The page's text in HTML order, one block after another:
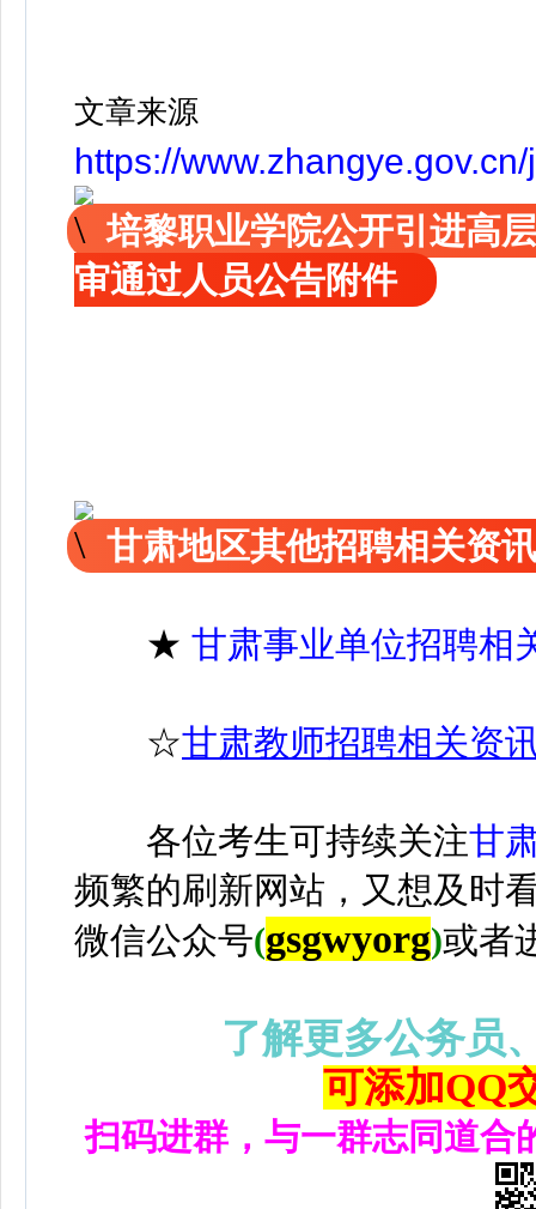
文章来源
https://
培黎职业学院公开引进高
审通过人员公告附件
甘肃地区其他招聘相关资
★ 甘肃事业单位招聘相
☆甘肃教师招聘相关资
各位考生可持续关注甘
频繁的刷新网站，又想及时
微信公众号(gsgwyorg)或者
了解更多公务员
可添加QQ
扫码进群，与一群志同道合